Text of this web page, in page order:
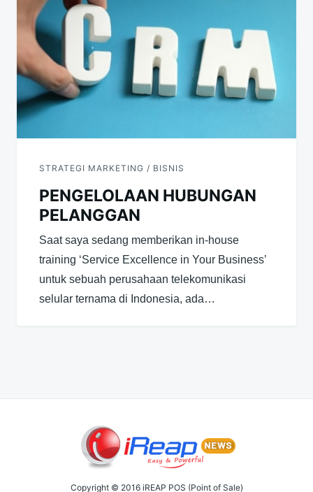
STRATEGI MARKETING / BISNIS
PENGELOLAAN HUBUNGAN
PELANGGAN
Saat saya sedang memberikan in-house
training ‘Service Excellence in Your Business’
untuk sebuah perusahaan telekomunikasi
selular ternama di Indonesia, ada…
Copyright © 2016 iREAP POS (Point of Sale)